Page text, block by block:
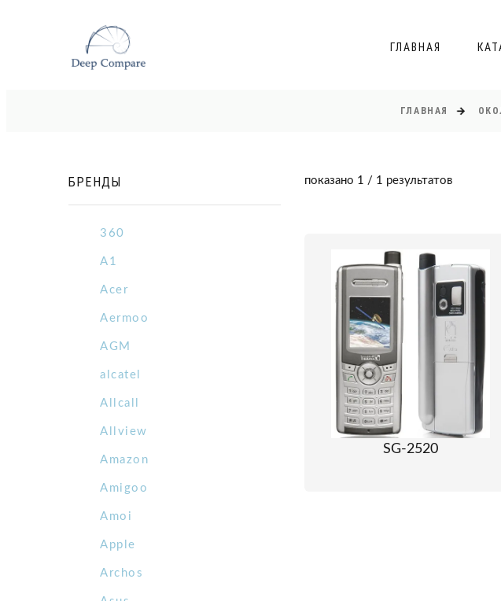
ГЛАВНАЯ
ГЛАВНАЯ
БРЕНДЫ
360
A1
Acer
Aermoo
AGM
alcatel
Allcall
Allview
Amazon
Amigoo
Amoi
Apple
Archos
показано 1 / 1 результатов
SG-2520